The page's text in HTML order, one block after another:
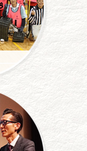
チスロ